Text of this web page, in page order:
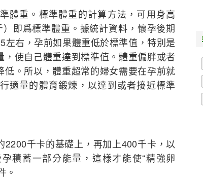
體重。標準體重的計算方法，可用身高
）即爲標準體重。據統計資料，懷孕後期
左右，孕前如果體重低於標準值，特別是
使自己體重達到標準值。體重偏胖或者
。所以，體重超常的婦女需要在孕前就
適量的體育鍛煉，以達到或者接近標準
千卡的基礎上，再加上400千卡，以
積蓄一部分能量，這樣才能使“精強卵
。